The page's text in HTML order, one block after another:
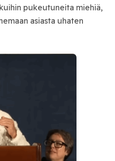
pukeutuneita miehiä,
asiasta uhaten